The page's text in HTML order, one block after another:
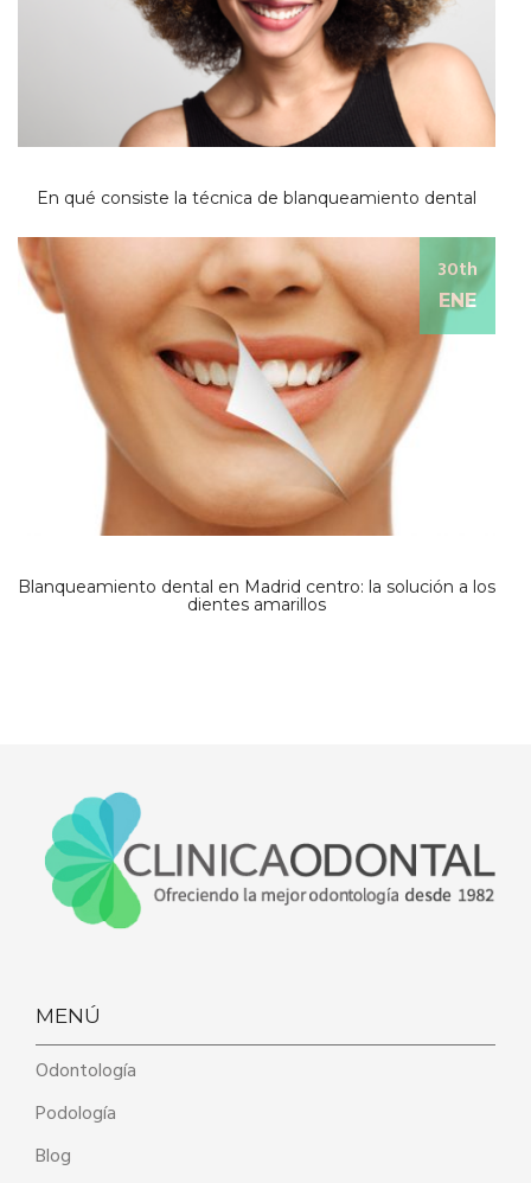
En qué consiste la técnica de blanqueamiento dental
30th
ENE
Blanqueamiento dental en Madrid centro: la solución a los
dientes amarillos
MENÚ
Odontología
Podología
Blog